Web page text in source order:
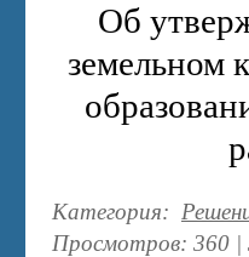
Об
земельном
Категория:
Просмотров: 360 |